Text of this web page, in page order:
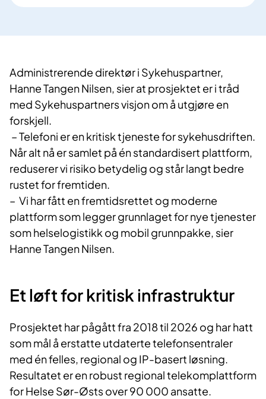
Administrerende direktør i Sykehuspartner,
Hanne Tangen Nilsen, sier at prosjektet er i tråd
med Sykehuspartners visjon om å utgjøre en
forskjell.
– Telefoni er en kritisk tjeneste for sykehusdriften.
Når alt nå er samlet på én standardisert plattform,
reduserer vi risiko betydelig og står langt bedre
rustet for fremtiden.
– Vi har fått en fremtidsrettet og moderne
plattform som legger grunnlaget for nye tjenester
som helselogistikk og mobil grunnpakke, sier
Hanne Tangen Nilsen.
Et løft for kritisk infrastruktur
Prosjektet har pågått fra 2018 til 2026 og har hatt
som mål å erstatte utdaterte telefonsentraler
med én felles, regional og IP-basert løsning.
Resultatet er en robust regional telekomplattform
for Helse Sør-Østs over 90 000 ansatte.